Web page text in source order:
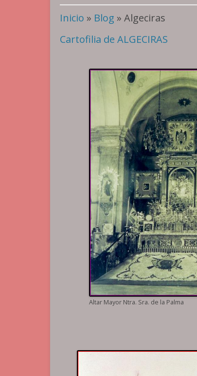
Inicio » Blog » Algeciras
Cartofilia de ALGECIRAS
Altar Mayor Ntra. Sra. de la Palma